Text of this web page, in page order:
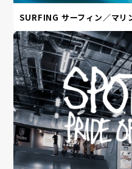
SURFING サーフィン／マリ